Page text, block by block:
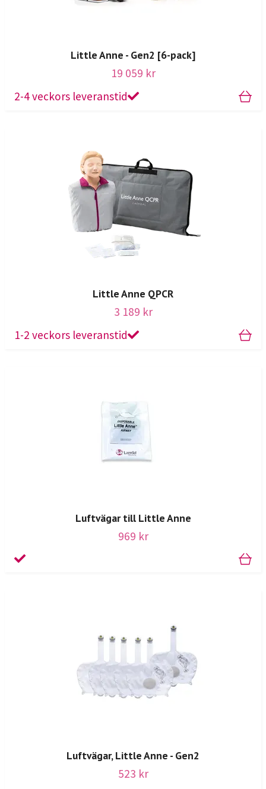
Little Anne - Gen2 [6-pack]
19 059 kr
2-4 veckors leveranstid
Little Anne QPCR
3 189 kr
1-2 veckors leveranstid
Luftvägar till Little Anne
969 kr
Luftvägar, Little Anne - Gen2
523 kr